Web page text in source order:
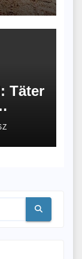
Täter